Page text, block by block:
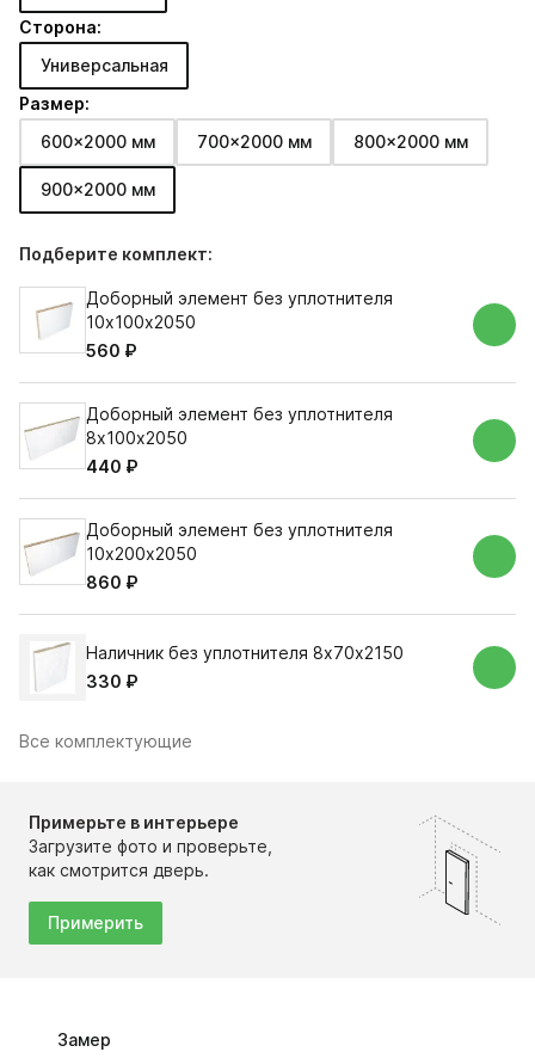
Сторона:
Универсальная
Размер:
600x2000 мм
700x2000 мм 800x2000 мм
900x2000 мм
Подберите комплект:
Доборный элемент без уплотнителя
10х100х2050
560 ₽
Доборный элемент без уплотнителя
8х100х2050
440 ₽
Доборный элемент без уплотнителя
10х200х2050
860 ₽
Наличник без уплотнителя 8х70х2150
330 ₽
Все комплектующие
Примерьте в интерьере
Загрузите фото и проверьте,
как смотрится дверь.
Примерить
Замер